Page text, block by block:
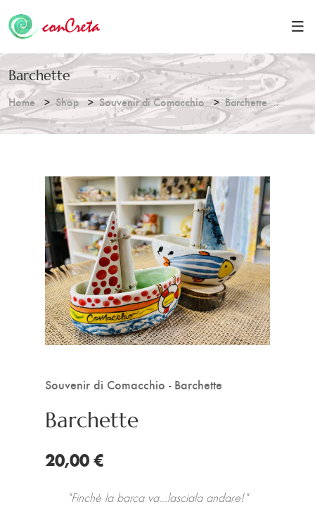
Barchette
Home Shop Souvenir di Comacchio Barchette
Souvenir di Comacchio - Barchette
Barchette
20,00 €
"Finchè la barca va...lasciala andare!"